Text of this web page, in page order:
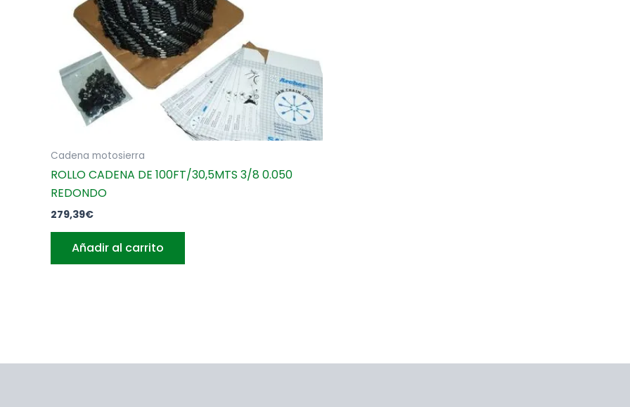
Cadena motosierra
ROLLO CADENA DE 100FT/30,5MTS 3/8 0.050
REDONDO
279,39€
Añadir al carrito